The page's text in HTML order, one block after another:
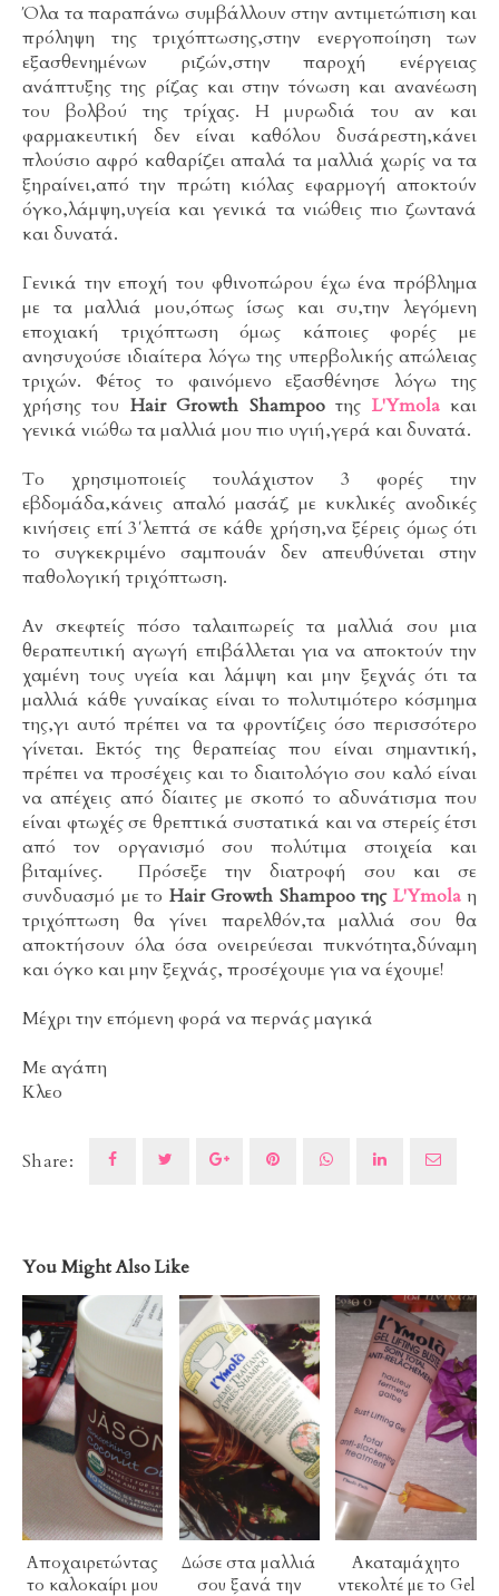
Όλα τα παραπάνω συμβάλλουν στην αντιμετώπιση και
πρόληψη της τριχόπτωσης,στην ενεργοποίηση των
εξασθενημένων ριζών,στην παροχή ενέργειας
ανάπτυξης της ρίζας και στην τόνωση και ανανέωση
του βολβού της τρίχας. Η μυρωδιά του αν και
φαρμακευτική δεν είναι καθόλου δυσάρεστη,κάνει
πλούσιο αφρό καθαρίζει απαλά τα μαλλιά χωρίς να τα
ξηραίνει,από την πρώτη κιόλας εφαρμογή αποκτούν
όγκο,λάμψη,υγεία και γενικά τα νιώθεις πιο ζωντανά
και δυνατά.
Γενικά την εποχή του φθινοπώρου έχω ένα πρόβλημα
με τα μαλλιά μου,όπως ίσως και συ,την λεγόμενη
εποχιακή τριχόπτωση όμως κάποιες φορές με
ανησυχούσε ιδιαίτερα λόγω της υπερβολικής απώλειας
τριχών. Φέτος το φαινόμενο εξασθένησε λόγω της
χρήσης του Hair Growth Shampooτης L'Ymola και
γενικά νιώθω τα μαλλιά μου πιο υγιή,γερά και δυνατά.
Το χρησιμοποιείς τουλάχιστον 3 φορές την
εβδομάδα,κάνεις απαλό μασάζ με κυκλικές ανοδικές
κινήσεις επί 3΄λεπτά σε κάθε χρήση,να ξέρεις όμως ότι
το συγκεκριμένο σαμπουάν δεν απευθύνεται στην
παθολογική τριχόπτωση.
Αν σκεφτείς πόσο ταλαιπωρείς τα μαλλιά σου μια
θεραπευτική αγωγή επιβάλλεται για να αποκτούν την
χαμένη τους υγεία και λάμψη και μην ξεχνάς ότι τα
μαλλιά κάθε γυναίκας είναι το πολυτιμότερο κόσμημα
της,γι αυτό πρέπει να τα φροντίζεις όσο περισσότερο
γίνεται. Εκτός της θεραπείας που είναι σημαντική,
πρέπει να προσέχεις και το διαιτολόγιο σου καλό είναι
να απέχεις από δίαιτες με σκοπό το αδυνάτισμα που
είναι φτωχές σε θρεπτικά συστατικά και να στερείς έτσι
από τον οργανισμό σου πολύτιμα στοιχεία και
βιταμίνες. Πρόσεξε την διατροφή σου και σε
συνδυασμό με το Hair Growth Shampoo της L'Ymola η
τριχόπτωση θα γίνει παρελθόν,τα μαλλιά σου θα
αποκτήσουν όλα όσα ονειρεύεσαι πυκνότητα,δύναμη
και όγκο και μην ξεχνάς, προσέχουμε για να έχουμε!
Μέχρι την επόμενη φορά να περνάς μαγικά
Με αγάπη
Κλεο
Share:
You Might Also Like
Αποχαιρετώντας
το καλοκαίρι μου
Δώσε στα μαλλιά
σου ξανά την
Ακαταμάχητο
ντεκολτέ με το Gel